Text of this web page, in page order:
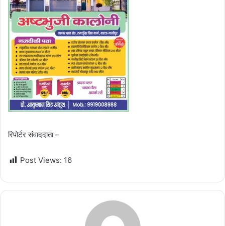
रिपोर्टर संवाददाता –
Post Views: 16